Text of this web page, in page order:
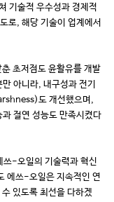
기술적 우수성과 경제적
로, 해당 기술이 업계에서
초저점도 윤활유를 개발
아니라, 내구성과 전기
도 개선했으며,
절연 성능도 만족시켰다
-오일의 기술력과 혁신
에쓰-오일은 지속적인 연
있도록 최선을 다하겠